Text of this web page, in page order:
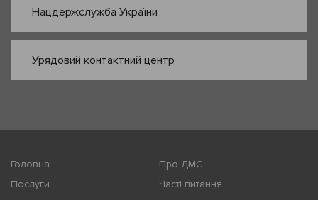
Нацдержслужба України
Урядовий контактний центр
Головна
Про ДМС
Послуги
Часті питання